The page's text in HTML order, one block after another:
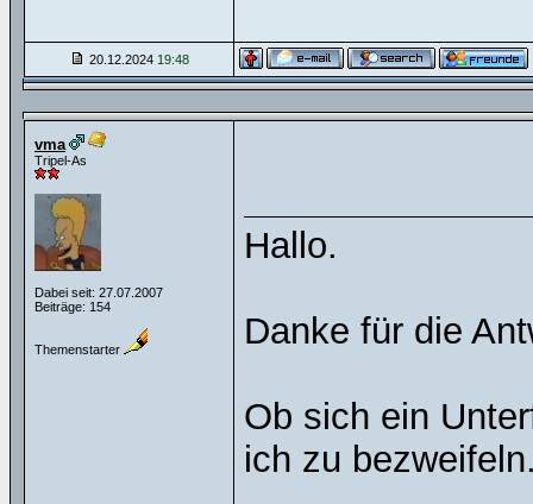
20.12.2024 19:48
vma
Tripel-As
Dabei seit: 27.07.2007
Beiträge: 154
Themenstarter
Hallo.
Danke für die
Ob sich ein
ich zu